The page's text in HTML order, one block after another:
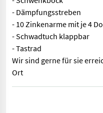
- Dämpfungsstreben
- 10 Zinkenarme mit je 4
- Schwadtuch klappbar
- Tastrad
Wir sind gerne für sie
Ort
Krone Swadro S380